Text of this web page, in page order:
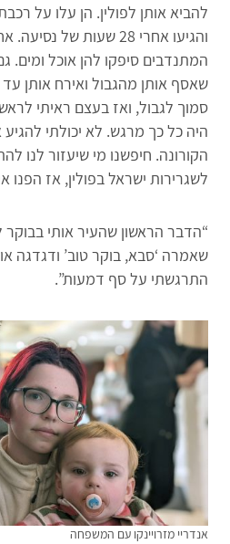
להביא אותן לפולין. הן עלו על
והגיעו אחרי 28 שעות של
המתנדבים סיפקו להן אוכל ומים.
שאסף אותן מהגבול ואירח אותן
סמוך לגבול, ואז בעצם ראיתי
היה כל כך מרגש. לא יכולתי
הקורונה. חיפשנו מי שיעזור לנו
לשגרירות ישראל בפולין, אז הפנו
“הדבר הראשון שהעיר אותי
שאמרה ‘סבא, בוקר טוב’ ודגדגה
התרגשתי על סף דמעות”.
אנדריי מזרויינקו עם המשפחה